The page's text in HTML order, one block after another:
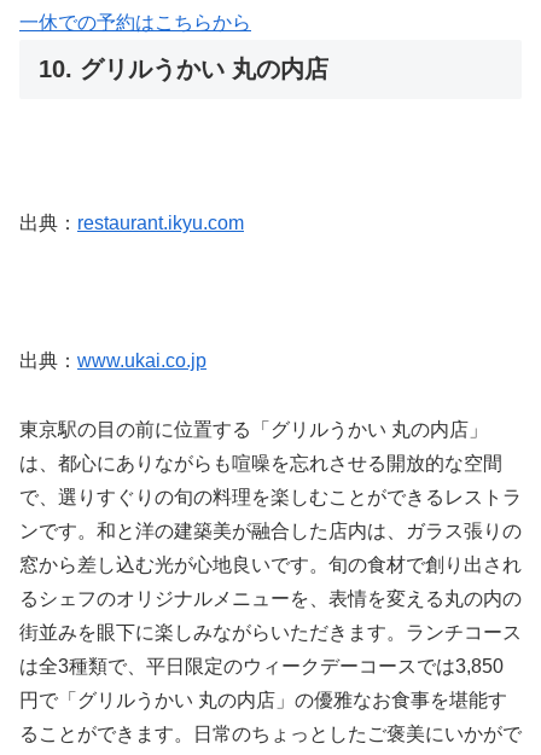
一休での予約はこちらから
10. グリルうかい 丸の内店
出典： restaurant.ikyu.com
出典： www.ukai.co.jp
東京駅の目の前に位置する「グリルうかい 丸の内店」
は、都心にありながらも喧噪を忘れさせる開放的な空間
で、選りすぐりの旬の料理を楽しむことができるレストラ
ンです。和と洋の建築美が融合した店内は、ガラス張りの
窓から差し込む光が心地良いです。旬の食材で創り出され
るシェフのオリジナルメニューを、表情を変える丸の内の
街並みを眼下に楽しみながらいただきます。ランチコース
は全3種類で、平日限定のウィークデーコースでは3,850
円で「グリルうかい 丸の内店」の優雅なお食事を堪能す
ることができます。日常のちょっとしたご褒美にいかがで